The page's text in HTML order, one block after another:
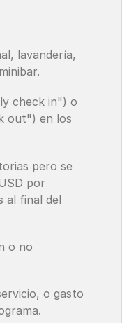
lavandería,
check in") o
out") en los
pero se
por
al final del
o no
o gasto